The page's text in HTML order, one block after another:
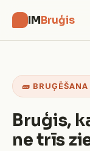
IMBruģis
🧱
Bruģis,
ne trīs